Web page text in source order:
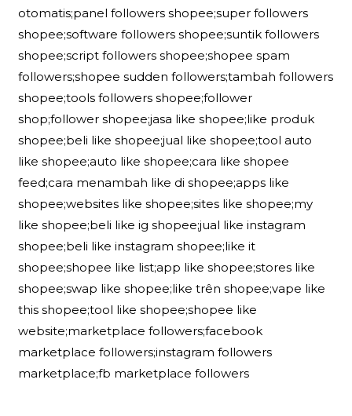
otomatis;panel followers shopee;super followers
shopee;software followers shopee;suntik followers
shopee;script followers shopee;shopee spam
followers;shopee sudden followers;tambah followers
shopee;tools followers shopee;follower
shop;follower shopee;jasa like shopee;like produk
shopee;beli like shopee;jual like shopee;tool auto
like shopee;auto like shopee;cara like shopee
feed;cara menambah like di shopee;apps like
shopee;websites like shopee;sites like shopee;my
like shopee;beli like ig shopee;jual like instagram
shopee;beli like instagram shopee;like it
shopee;shopee like list;app like shopee;stores like
shopee;swap like shopee;like trên shopee;vape like
this shopee;tool like shopee;shopee like
website;marketplace followers;facebook
marketplace followers;instagram followers
marketplace;fb marketplace followers